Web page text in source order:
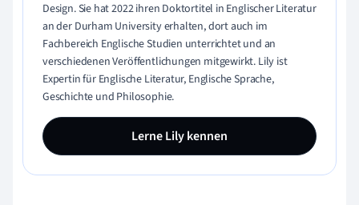
Design. Sie hat 2022 ihren Doktortitel in Englischer Literatur
an der Durham University erhalten, dort auch im
Fachbereich Englische Studien unterrichtet und an
verschiedenen Veröffentlichungen mitgewirkt. Lily ist
Expertin für Englische Literatur, Englische Sprache,
Geschichte und Philosophie.
Lerne Lily kennen